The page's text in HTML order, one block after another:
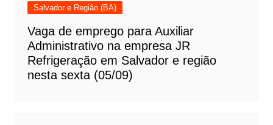
Salvador e Região (BA)
Vaga de emprego para Auxiliar
Administrativo na empresa JR
Refrigeração em Salvador e região
nesta sexta (05/09)